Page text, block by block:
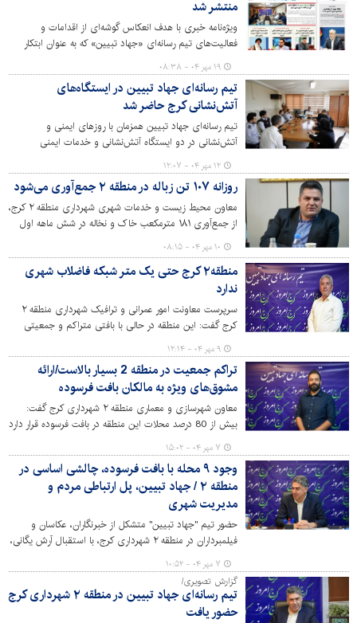
است.
منتشر شد
ویژه‌نامه خبری با هدف انعکاس گوشه‌ای از اقدامات و
فعالیت‌های تیم رسانه‌ای «جهاد تبیین» که به عنوان ابتکار
اداره کل ارتباطات و امور بین‌الملل تشکیل شده و با هدف بازگو
و روایتِ دستاوردهای دوره ششم مدیریت شهری کرج فعالیت
دارد، در 12 صفحه آماده و منتشر شد.
۱۹ مهر ۰۴ - ۰۸:۳۸
تیم رسانه‌ای جهاد تبیین در ایستگاه‌های
آتش‌نشانی کرج حاضر شد
تیم رسانه‌ای جهاد تبیین همزمان با روزهای ایمنی و
آتش‌نشانی در دو ایستگاه آتش‌نشانی و خدمات ایمنی
شهرداری کرج حاضر شده و ضمن آشنایی با فعالیت‌ها و
مشکلات این قشر تلاشگر، از پرسنل خدوم مجموعه به ویژه در
دوران جنگ 12 روزه تقدیر کردند.
۱۲ مهر ۰۴ - ۱۲:۰۷
روزانه ۱۰۷ تن زباله در منطقه ۲ جمع‌آوری می‌شود
معاون محیط زیست و خدمات شهری شهرداری منطقه ۲ کرج،
از جمع‌آوری ۱۸۱ مترمکعب خاک و نخاله در شش ماهه اول
این منطقه خبر داد.
۱۰ مهر ۰۴ - ۰۸:۱۵
منطقه۲ کرج حتی یک متر شبکه فاضلاب شهری
ندارد
سرپرست معاونت امور عمرانی و ترافیک شهرداری منطقه ۲
کرج گفت: این منطقه در حالی با بافتی متراکم و جمعیتی
انبوه روبه‌روست که حتی یک متر شبکه فاضلاب شهری در آن
وجود ندارد. خانه‌های قدیمی با چاه‌های جذبی فرسوده و حفر
چاه‌های جدید در خیابان‌ها، تلاقی فاضلاب خانگی با آب‌های
سطحی شرایط نامناسبی را رقم زده است که نه تنها سلامت
شهروندان را تهدید می‌کند بلکه اجرای طرح‌های عمرانی و
هدایت آب‌های سطحی را نیز با چالش جدی مواجه ساخته
۹ مهر ۰۴ - ۱۲:۱۴
تراکم جمعیت در منطقه 2 بسیار بالاست/ارائه
مشوق‌های ویژه به مالکان بافت فرسوده
معاون شهرسازی و معماری منطقه ۲ شهرداری کرج گفت:
بیش از 80 درصد محلات این منطقه در بافت فرسوده قرار دارد
و مدیریت شهری با ارائه مشوق های ویژه به دنبال ارتقای
تاب‌آوری شهری است.
۷ مهر ۰۴ - ۱۵:۰۲
وجود ۹ محله با بافت فرسوده، چالشی اساسی در
منطقه ۲ / جهاد تبیین، پل ارتباطی مردم و
مدیریت شهری
حضور تیم "جهاد تبیین" متشکل از خبرنگاران، عکاسان و
فیلمبرداران در منطقه ۲ شهرداری کرج، با استقبال آرش یگانی،
مدیر این منطقه، روبرو شد. وی این اقدام را فرصتی ارزشمند
برای شفاف‌سازی و اطلاع‌رسانی دقیق اقدامات شهرداری به
شهروندان دانست و بر اولویت قاطع خدمت‌رسانی و تکریم
ارباب رجوع تأکید کرد.
۷ مهر ۰۴ - ۱۰:۵۲
گزارش تصویری/
تیم رسانه‌ای جهاد تبیین در منطقه ۲ شهرداری کرج
حضور یافت